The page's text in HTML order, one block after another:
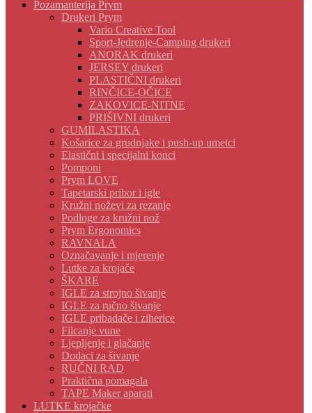
Pozamanterija Prym
Drukeri Prym
Vario Creative Tool
Sport-Jedrenje-Camping drukeri
ANORAK drukeri
JERSEY drukeri
PLASTIČNI drukeri
RINČICE-OČICE
ZAKOVICE-NITNE
PRIŠIVNI drukeri
GUMILASTIKA
Košarice za grudnjake i push-up umetci
Elastični i specijalni konci
Pomponi
Prym LOVE
Tapetarski pribor i igle
Kružni noževi za rezanje
Podloge za kružni nož
Prym Ergonomics
RAVNALA
Označavanje i mjerenje
Lutke za krojače
ŠKARE
IGLE za strojno šivanje
IGLE za ručno šivanje
IGLE pribadače i ziherice
Filcanje vune
Ljepljenje i glačanje
Dodaci za šivanje
RUČNI RAD
Praktična pomagala
TAPE Maker aparati
LUTKE krojačke